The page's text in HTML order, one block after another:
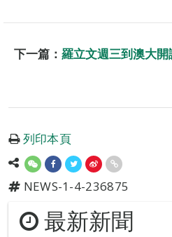
下一篇： 羅立文週三到澳大
列印本頁
NEWS-1-4-236875
最新新聞